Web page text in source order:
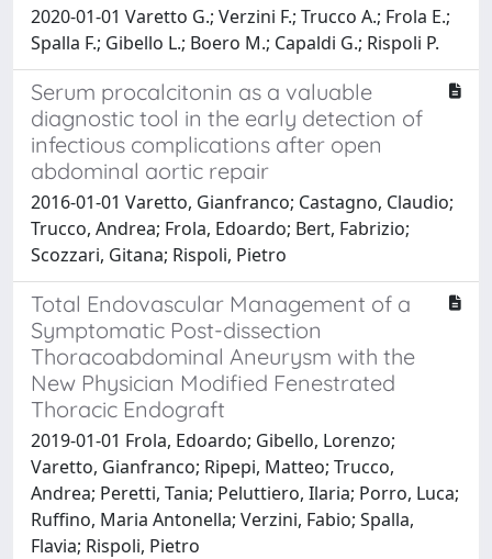
2020-01-01 Varetto G.; Verzini F.; Trucco A.; Frola E.;
Spalla F.; Gibello L.; Boero M.; Capaldi G.; Rispoli P.
Serum procalcitonin as a valuable
diagnostic tool in the early detection of
infectious complications after open
abdominal aortic repair
2016-01-01 Varetto, Gianfranco; Castagno, Claudio;
Trucco, Andrea; Frola, Edoardo; Bert, Fabrizio;
Scozzari, Gitana; Rispoli, Pietro
Total Endovascular Management of a
Symptomatic Post-dissection
Thoracoabdominal Aneurysm with the
New Physician Modified Fenestrated
Thoracic Endograft
2019-01-01 Frola, Edoardo; Gibello, Lorenzo;
Varetto, Gianfranco; Ripepi, Matteo; Trucco,
Andrea; Peretti, Tania; Peluttiero, Ilaria; Porro, Luca;
Ruffino, Maria Antonella; Verzini, Fabio; Spalla,
Flavia; Rispoli, Pietro